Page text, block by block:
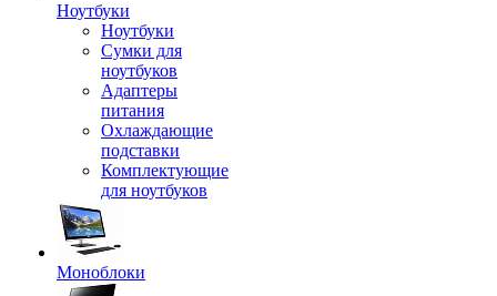
Ноутбуки
Ноутбуки
Сумки для
ноутбуков
Адаптеры
питания
Охлаждающие
подставки
Комплектующие
для ноутбуков
Моноблоки